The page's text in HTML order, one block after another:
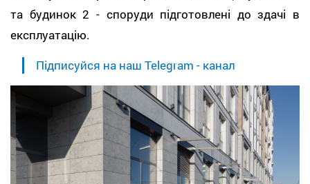
та будинок 2 - споруди підготовлені до здачі в
експлуатацію.
Підписуйся на наш Telegram - канал